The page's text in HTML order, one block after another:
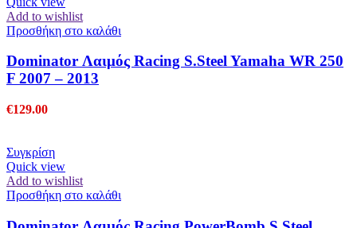
Add to wishlist
Προσθήκη στο καλάθι
Dominator Λαιμός Racing S.Steel Yamaha WR 250
F 2007 – 2013
€129.00
Συγκρίση
Quick view
Add to wishlist
Προσθήκη στο καλάθι